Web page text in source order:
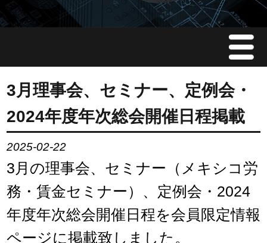
Menu
JMAについて
会員情報
イベント案内
ご入会案内
会員限定情報
3月理事会、セミナー、定例会・
2024年度年次総会開催日程掲載
2025-02-22
3月の理事会、セミナー（メキシコ労
務・賃金セミナー）、定例会・2024
年度年次総会開催日程を会員限定情報
ページに掲載致しました。